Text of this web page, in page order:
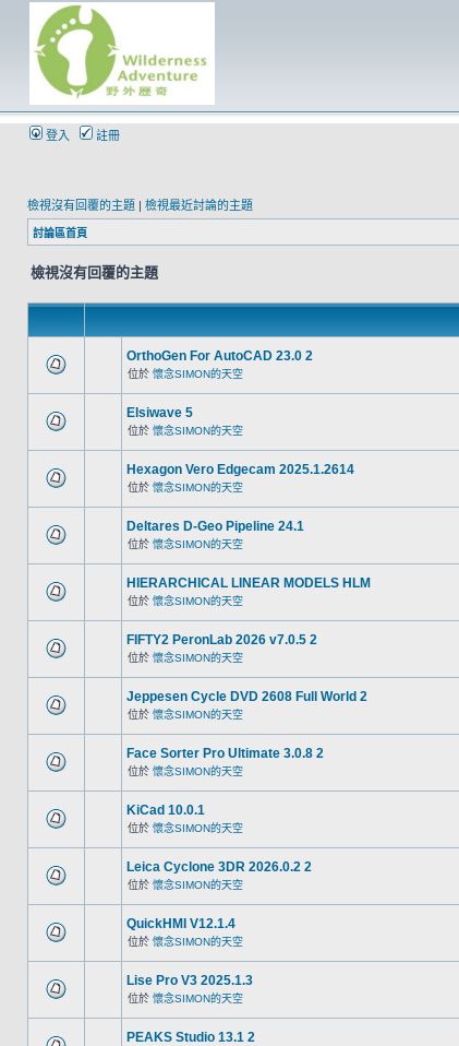
登入 註冊
檢視沒有回覆的主題 | 檢視最近討論的主題
討論區首頁
檢視沒有回覆的主題
OrthoGen For AutoCAD 23.0 2
位於 懷念SIMON的天空
Elsiwave 5
位於 懷念SIMON的天空
Hexagon Vero Edgecam 2025.1.2614
位於 懷念SIMON的天空
Deltares D-Geo Pipeline 24.1
位於 懷念SIMON的天空
HIERARCHICAL LINEAR MODELS HLM
位於 懷念SIMON的天空
FIFTY2 PeronLab 2026 v7.0.5 2
位於 懷念SIMON的天空
Jeppesen Cycle DVD 2608 Full World 2
位於 懷念SIMON的天空
Face Sorter Pro Ultimate 3.0.8 2
位於 懷念SIMON的天空
KiCad 10.0.1
位於 懷念SIMON的天空
Leica Cyclone 3DR 2026.0.2 2
位於 懷念SIMON的天空
QuickHMI V12.1.4
位於 懷念SIMON的天空
Lise Pro V3 2025.1.3
位於 懷念SIMON的天空
PEAKS Studio 13.1 2